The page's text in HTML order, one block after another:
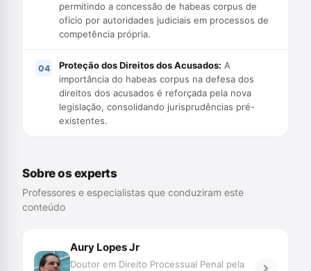
permitindo a concessão de habeas corpus de
ofício por autoridades judiciais em processos de
competência própria.
Proteção dos Direitos dos Acusados: A
importância do habeas corpus na defesa dos
direitos dos acusados é reforçada pela nova
legislação, consolidando jurisprudências pré-
existentes.
Sobre os experts
Professores e especialistas que conduziram este
conteúdo
Aury Lopes Jr
Doutor em Direito Processual Penal pela